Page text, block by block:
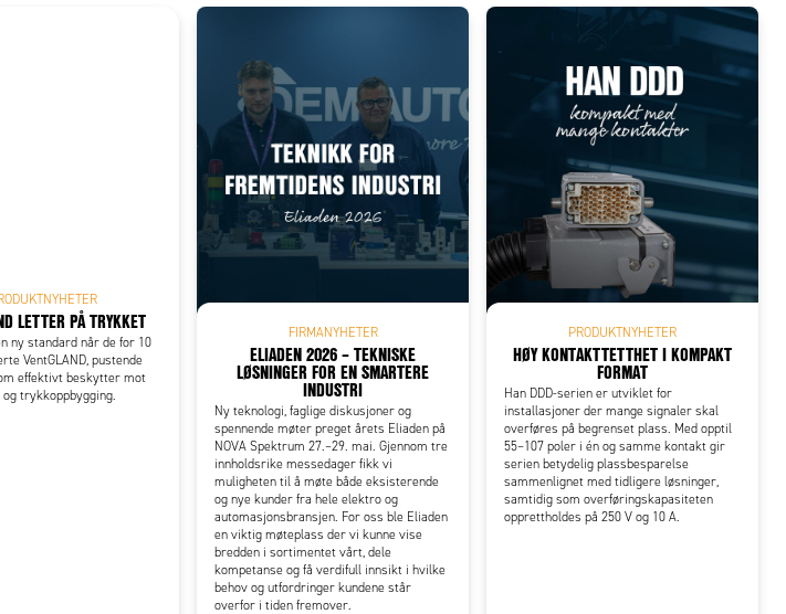
LETTER PÅ TRYKKET
ny standard når de for 10
VentGLAND, pustende
effektivt beskytter mot
trykkoppbygging.
FIRMANYHETER
ELIADEN 2026 – TEKNISKE
LØSNINGER FOR EN SMARTERE
INDUSTRI
Ny teknologi, faglige diskusjoner og
spennende møter preget årets Eliaden på
NOVA Spektrum 27.–29. mai. Gjennom tre
innholdsrike messedager fikk vi
muligheten til å møte både eksisterende
og nye kunder fra hele elektro og
automasjonsbransjen. For oss ble Eliaden
en viktig møteplass der vi kunne vise
bredden i sortimentet vårt, dele
kompetanse og få verdifull innsikt i hvilke
behov og utfordringer kundene står
overfor i tiden fremover.
PRODUKTNYHETER
HØY KONTAKTTETTHET I KOMPAKT
FORMAT
Han DDD-serien er utviklet for
installasjoner der mange signaler skal
overføres på begrenset plass. Med opptil
55–107 poler i én og samme kontakt gir
serien betydelig plassbesparelse
sammenlignet med tidligere løsninger,
samtidig som overføringskapasiteten
opprettholdes på 250 V og 10 A.